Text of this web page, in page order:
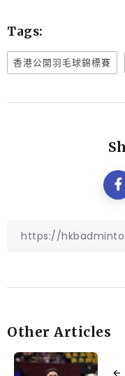
Tags:
香港公開羽毛球錦標賽
Other Articles